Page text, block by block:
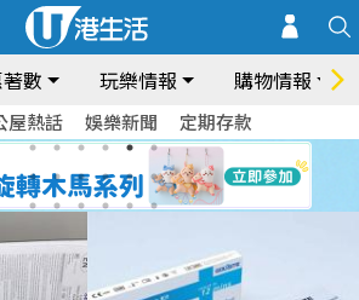
數 玩樂情報 購物情報
屋熱話 娛樂新聞 定期存款